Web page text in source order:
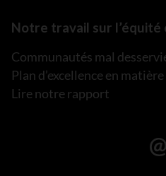
Notre travail sur l’équité
Communautés mal
Plan d’excellence en
Lire notre rapport